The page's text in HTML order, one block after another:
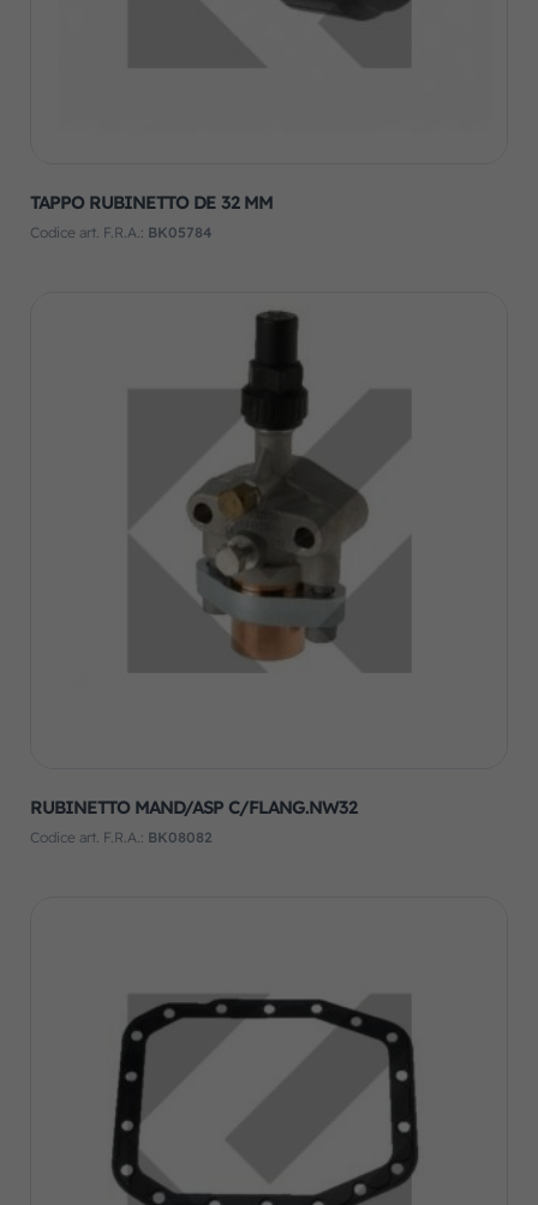
TAPPO RUBINETTO DE 32 MM
Codice art. F.R.A.: BK05784
RUBINETTO MAND/ASP C/FLANG.NW32
Codice art. F.R.A.: BK08082